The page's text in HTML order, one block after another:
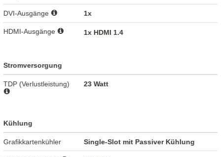
DVI-Ausgänge 1x
HDMI-Ausgänge 1x HDMI 1.4
Stromversorgung
TDP (Verlustleistung) 23 Watt
Kühlung
Grafikkartenkühler Single-Slot mit Passiver Kühlung